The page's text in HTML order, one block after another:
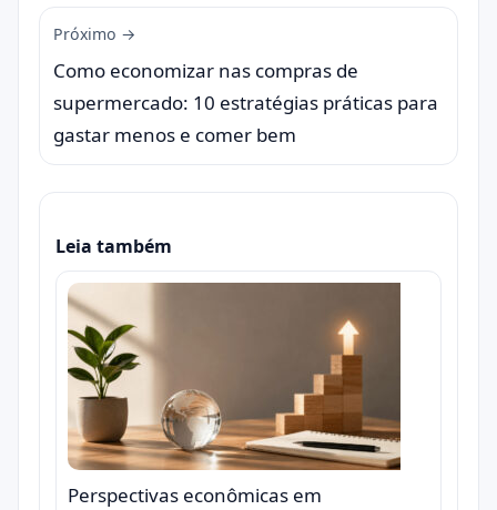
Próximo →
Como economizar nas compras de
supermercado: 10 estratégias práticas para
gastar menos e comer bem
Leia também
Perspectivas econômicas em